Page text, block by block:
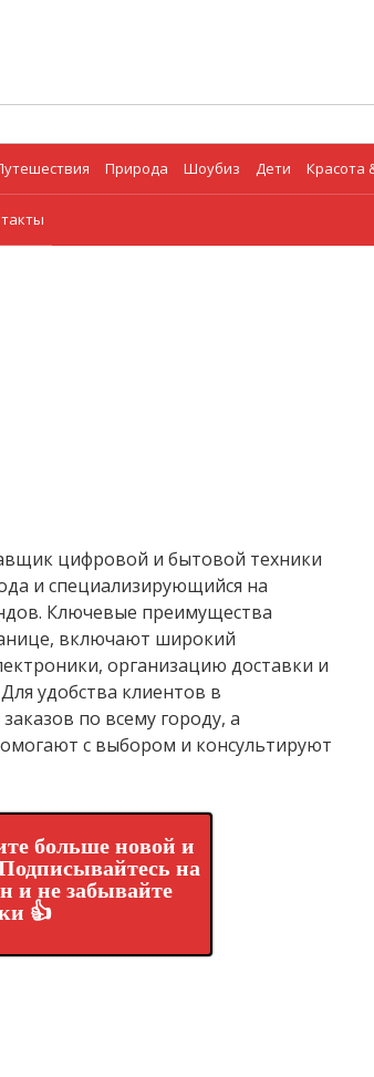
Природа Шоубиз Дети Красота
цифровой и бытовой техники
и специализирующийся на
Ключевые преимущества
включают широкий
организацию доставки и
удобства клиентов в
по всему городу, а
с выбором и консультируют
больше новой и
на
и не забывайте
👍